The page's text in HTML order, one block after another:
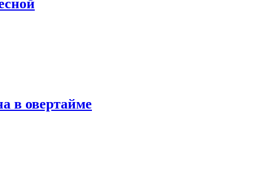
в овертайме